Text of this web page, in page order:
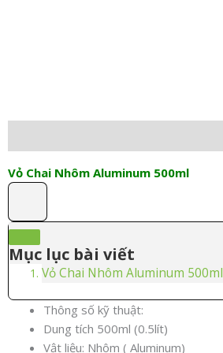
Vỏ Chai Nhôm Aluminum 500ml
Mục lục bài viết
Vỏ Chai Nhôm Aluminum 500ml
Thông số kỹ thuật:
Dung tích 500ml (0.5lít)
Vật liệu: Nhôm ( Aluminum)